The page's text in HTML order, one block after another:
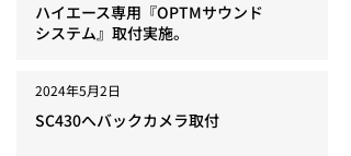
ハイエース専用『OPTMサウンド
システム』取付実施。
2024年5月2日
SC430へバックカメラ取付